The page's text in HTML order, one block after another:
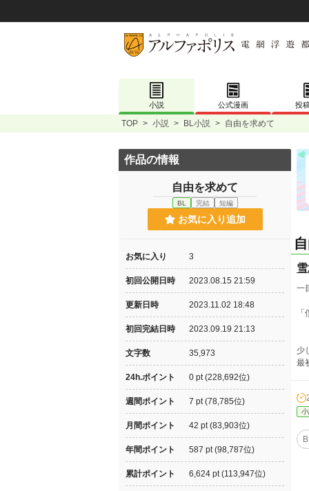
小説 公式漫画 投
TOP > 小説 > BL小説 > 自由を求めて
一
少
最
作品の情報
自由を求めて
BL 完結 短編
お気に入り追加
お気に入り 3
初回公開日時 2023.08.15 21:59
更新日時 2023.11.02 18:48
初回完結日時 2023.09.19 21:13
文字数 35,973
24h.ポイント 0 pt (228,692位)
週間ポイント 7 pt (78,785位)
月間ポイント 42 pt (83,903位)
年間ポイント 587 pt (98,787位)
累計ポイント 6,624 pt (113,947位)